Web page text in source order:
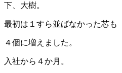
下、大樹。
最初は１すら並ばなかった芯も
４個に増えました。
入社から４か月。